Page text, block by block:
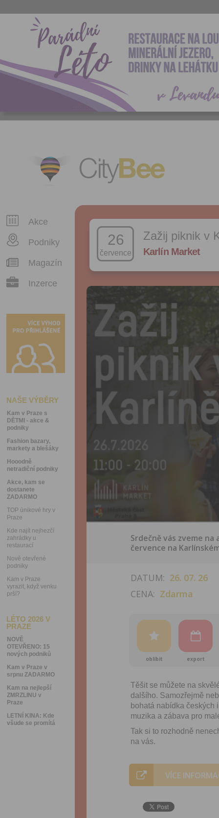
CityBee
Akce
Podniky
Magazín
Inzerce
NAŠE VÝBĚRY
Kam v Praze s
DĚTMI - akce &
podniky
Fashion bazary,
markety a blešáky
Hooodně
netradiční podniky
Akce, kam se
dostanete
ZADARMO
TOP únikové hry v
Praze
Kde najít nejhezčí
zahrádky u
restaurací
Nově otevřené
podniky
Kam v Praze
vyrazit, když venku
prší?
LÉTO 2026 V
PRAZE
NOVĚ
OTEVŘENO: 15
nových podniků
Kam v Praze v
srpnu ZADARMO
Kam na nejlepší
ZMRZLINU v
Praze
LETNÍ KINA: Kde
všude se promítá
26
července
Zažij piknik v
Karlín Market
Srdečně vás zveme
července na
DATUM: 26. 07. 26
CENA: Zdarma
oblíbit export
Těšit se můžete na
dalšího. Samozřejmě
bohatá nabídka českých
muzika a zábava pro
Tak si to rozhodně
na vás.
VÍCE